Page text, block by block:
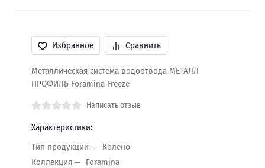
Избранное Сравнить
Металлическая система водоотвода МЕТАЛЛ
ПРОФИЛЬ Foramina Freeze
Написать отзыв
Характеристики:
Тип продукции
Колено
Коллекция
Foramina